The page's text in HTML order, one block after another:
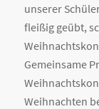
unserer
fleißig geübt,
Gemeinsame
Weihnachten